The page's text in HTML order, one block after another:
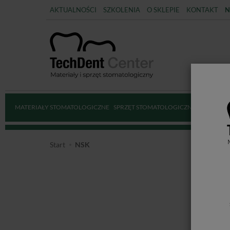
AKTUALNOŚCI SZKOLENIA O SKLEPIE KONTAKT
MATERIAŁY STOMATOLOGICZNE SPRZĘT STOMATOLOGICZNY
Start NSK